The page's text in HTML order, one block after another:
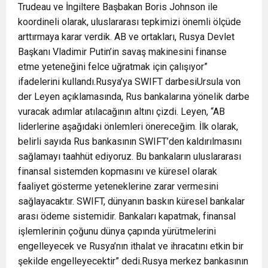
Trudeau ve İngiltere Başbakan Boris Johnson ile
koordineli olarak, uluslararası tepkimizi önemli ölçüde
arttırmaya karar verdik. AB ve ortakları, Rusya Devlet
Başkanı Vladimir Putin’in savaş makinesini finanse
etme yeteneğini felce uğratmak için çalışıyor”
ifadelerini kullandı.Rusya’ya SWIFT darbesiUrsula von
der Leyen açıklamasında, Rus bankalarına yönelik darbe
vuracak adımlar atılacağının altını çizdi. Leyen, “AB
liderlerine aşağıdaki önlemleri önereceğim. İlk olarak,
belirli sayıda Rus bankasının SWIFT’den kaldırılmasını
sağlamayı taahhüt ediyoruz. Bu bankaların uluslararası
finansal sistemden kopmasını ve küresel olarak
faaliyet gösterme yeteneklerine zarar vermesini
sağlayacaktır. SWIFT, dünyanın baskın küresel bankalar
arası ödeme sistemidir. Bankaları kapatmak, finansal
işlemlerinin çoğunu dünya çapında yürütmelerini
engelleyecek ve Rusya’nın ithalat ve ihracatını etkin bir
şekilde engelleyecektir” dedi.Rusya merkez bankasının